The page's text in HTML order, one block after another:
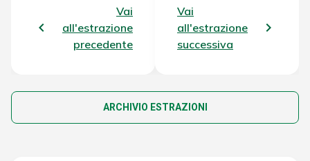
Vai
all'estrazione
precedente
Vai
all'estrazione
successiva
ARCHIVIO ESTRAZIONI